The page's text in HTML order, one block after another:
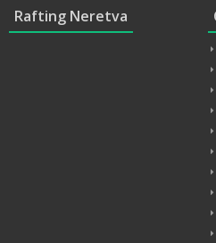
Rafting Neretva